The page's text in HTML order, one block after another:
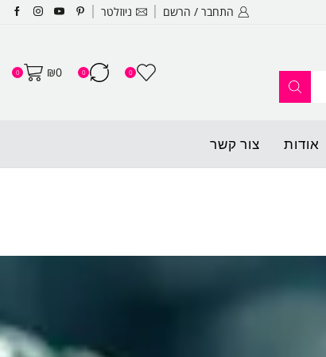
התחבר / הרשם ניוזלטר
0
0
₪0
0
אודות צור קשר